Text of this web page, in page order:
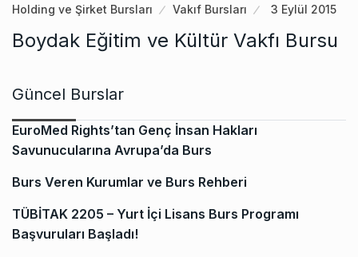
Holding ve Şirket Bursları Vakıf Bursları 3 Eylül 2015
Boydak Eğitim ve Kültür Vakfı Bursu
Güncel Burslar
EuroMed Rights’tan Genç İnsan Hakları
Savunucularına Avrupa’da Burs
Burs Veren Kurumlar ve Burs Rehberi
TÜBİTAK 2205 – Yurt İçi Lisans Burs Programı
Başvuruları Başladı!